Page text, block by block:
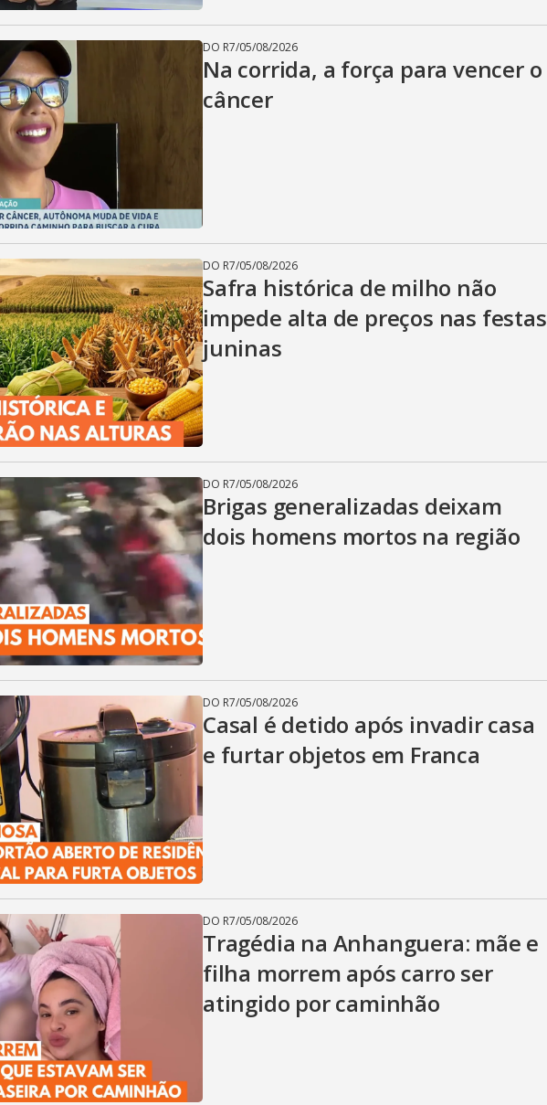
DO R7/05/08/2026
Na corrida, a força para vencer o
câncer
DO R7/05/08/2026
Safra histórica de milho não
impede alta de preços nas festas
juninas
DO R7/05/08/2026
Brigas generalizadas deixam
dois homens mortos na região
DO R7/05/08/2026
Casal é detido após invadir casa
e furtar objetos em Franca
DO R7/05/08/2026
Tragédia na Anhanguera: mãe e
filha morrem após carro ser
atingido por caminhão